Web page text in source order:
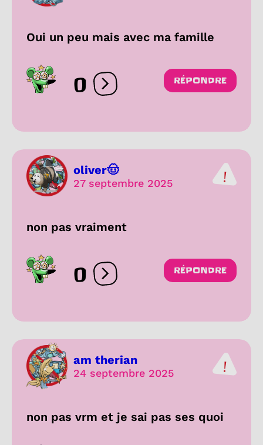
Oui un peu mais avec ma famille
0 Ouvrir les réactions
RÉPONDRE
oliver🤠
27 septembre 2025
non pas vraiment
0 Ouvrir les réactions
RÉPONDRE
am therian
24 septembre 2025
non pas vrm et je sai pas ses quoi